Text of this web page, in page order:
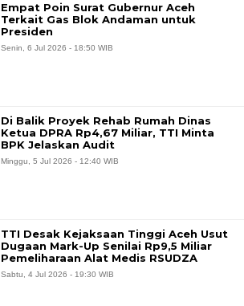
Empat Poin Surat Gubernur Aceh
Terkait Gas Blok Andaman untuk
Presiden
Senin, 6 Jul 2026 - 18:50 WIB
Di Balik Proyek Rehab Rumah Dinas
Ketua DPRA Rp4,67 Miliar, TTI Minta
BPK Jelaskan Audit
Minggu, 5 Jul 2026 - 12:40 WIB
TTI Desak Kejaksaan Tinggi Aceh Usut
Dugaan Mark-Up Senilai Rp9,5 Miliar
Pemeliharaan Alat Medis RSUDZA
Sabtu, 4 Jul 2026 - 19:30 WIB